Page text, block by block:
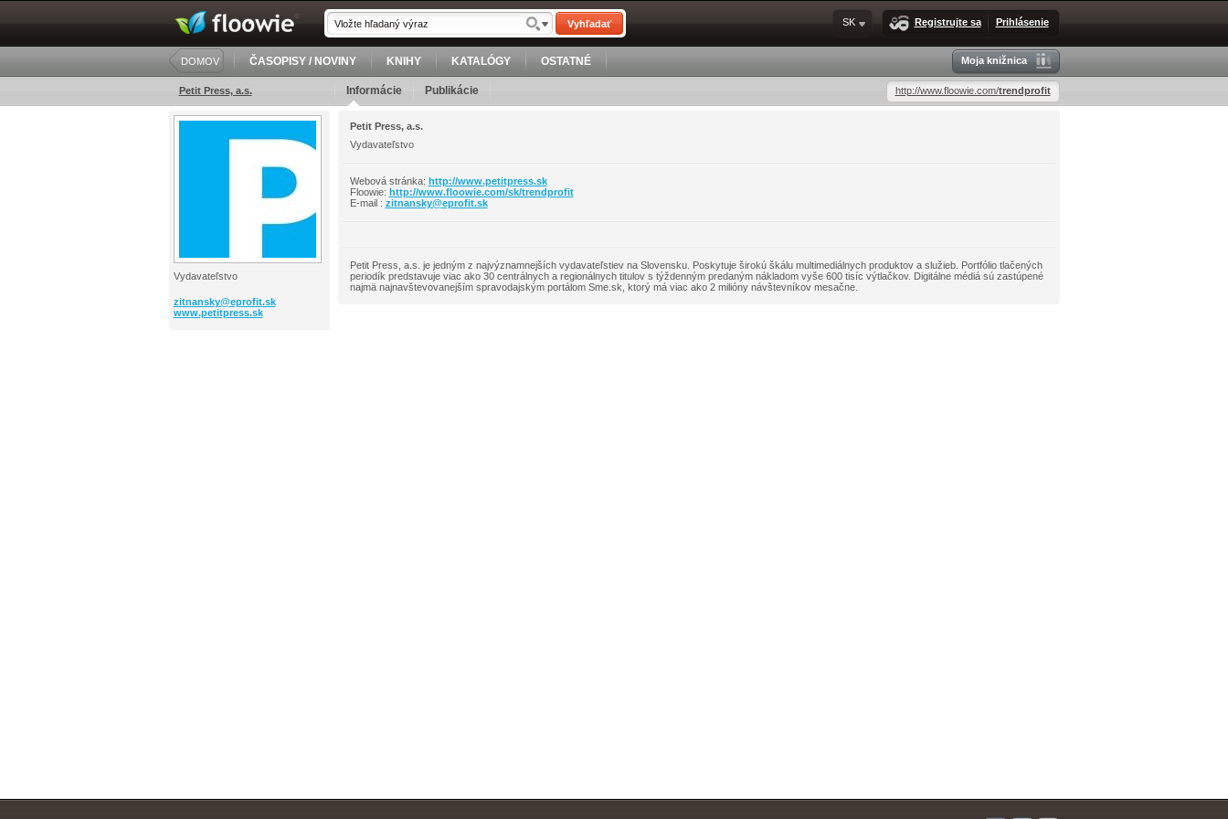
Vyhľadať Registrujte sa Prihlásenie
SK
DOMOV ČASOPISY / NOVINY KNIHY KATALÓGY OSTATNÉ Moja knižnica
Petit Press, a.s. Informácie Publikácie http://www.floowie.com/trendprofit
Vydavateľstvo
zitnansky@eprofit.sk
www.petitpress.sk
Petit Press, a.s.
Vydavateľstvo
Webová stránka: http://www.petitpress.sk
Floowie: http://www.floowie.com/sk/trendprofit
E-mail : zitnansky@eprofit.sk
Petit Press, a.s. je jedným z najvýznamnejších vydavateľstiev na Slovensku. Poskytuje širokú škálu multimediálnych produktov a služieb. Portfólio tlačených
periodík predstavuje viac ako 30 centrálnych a regionálnych titulov s týždenným predaným nákladom vyše 600 tisíc výtlačkov. Digitálne médiá sú zastúpené
najmä najnavštevovanejším spravodajským portálom Sme.sk, ktorý má viac ako 2 milióny návštevníkov mesačne.